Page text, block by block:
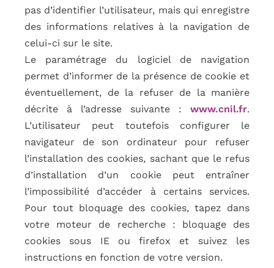
pas d’identifier l’utilisateur, mais qui enregistre
des informations relatives à la navigation de
celui-ci sur le site.
Le paramétrage du logiciel de navigation
permet d’informer de la présence de cookie et
éventuellement, de la refuser de la manière
décrite à l’adresse suivante : www.cnil.fr.
L’utilisateur peut toutefois configurer le
navigateur de son ordinateur pour refuser
l’installation des cookies, sachant que le refus
d’installation d’un cookie peut entraîner
l’impossibilité d’accéder à certains services.
Pour tout bloquage des cookies, tapez dans
votre moteur de recherche : bloquage des
cookies sous IE ou firefox et suivez les
instructions en fonction de votre version.